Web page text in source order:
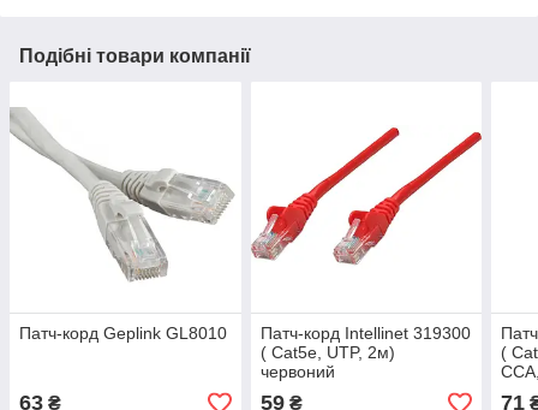
Подібні товари компанії
Патч-корд Geplink GL8010
63 ₴
Патч-корд Intellinet 319300
( Cat5e, UTP, 2м)
червоний
59₴
(
71